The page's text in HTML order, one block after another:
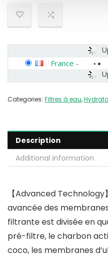
France -
Categories: Filtres à eau,
Description
Additional information
【Advanced
avancée des
filtrante est divisée en
pré-filtre, le charbon
coco, les membranes